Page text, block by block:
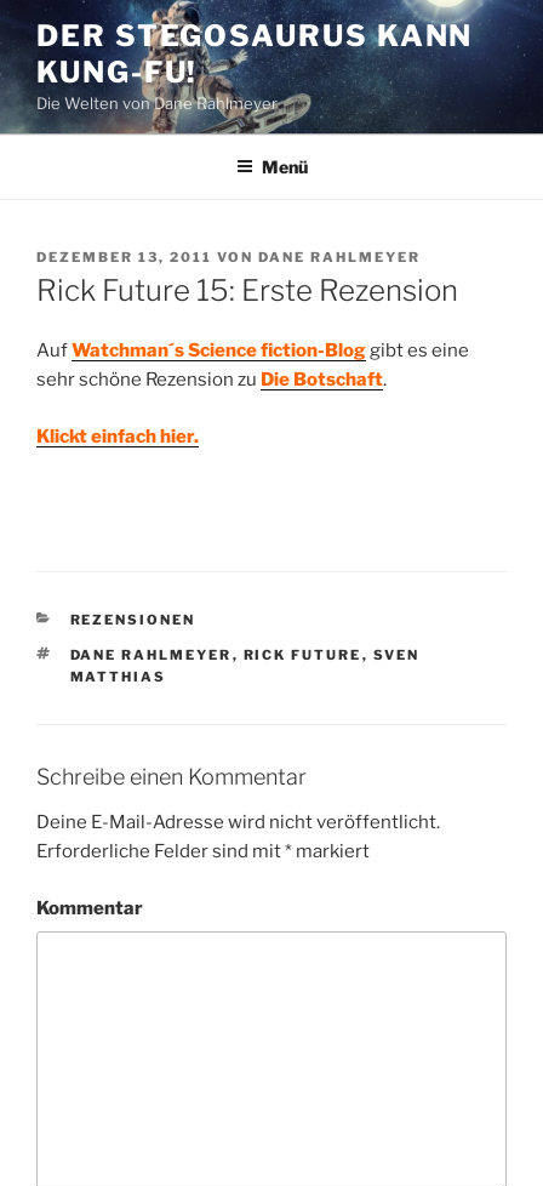
Zum
Inhalt
springen
DER STEGOSAURUS KANN
KUNG-FU!
Die Welten von Dane Rahlmeyer
Menü
VERÖFFENTLICHT
AM
DEZEMBER 13, 2011 VON DANE RAHLMEYER
Rick Future 15: Erste Rezension
AufWatchman´s Science fiction-Bloggibt es eine
sehr schöne Rezension zu Die Botschaft.
Klickt einfach hier.
KATEGORIEN
REZENSIONEN
SCHLAGWÖRTER
DANE RAHLMEYER , RICK FUTURE , SVEN
MATTHIAS
Schreibe einen Kommentar
Deine E-Mail-Adresse wird nicht veröffentlicht.
Erforderliche Felder sind mit* markiert
Kommentar